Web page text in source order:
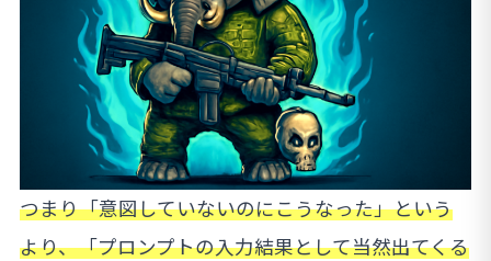
つまり「意図していないのにこうなった」という
より、「プロンプトの入力結果として当然出てくる